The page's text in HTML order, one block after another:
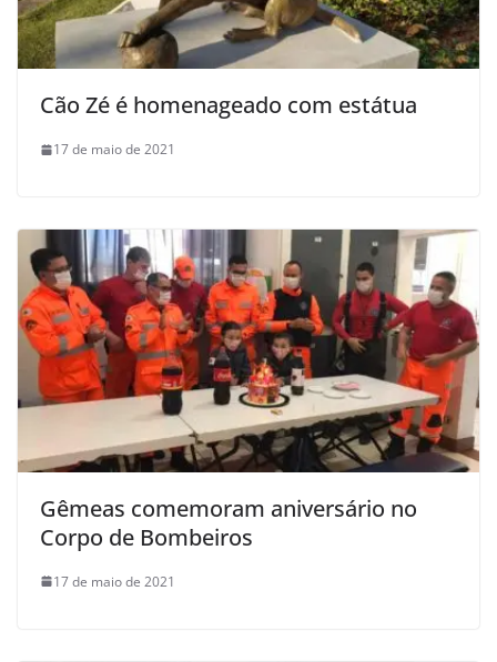
Cão Zé é homenageado com estátua
17 de maio de 2021
Gêmeas comemoram aniversário no
Corpo de Bombeiros
17 de maio de 2021